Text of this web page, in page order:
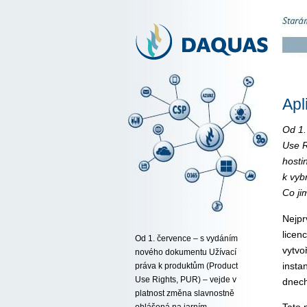
Od 1. července – s vydáním
nového dokumentu Užívací
práva k produktům (Product
Use Rights, PUR) – vejde v
platnost změna slavnostně
Od
Use
k
Co